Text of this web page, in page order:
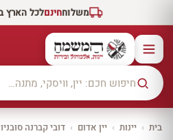
משלוחחינםלכל הארץ
בית › יינות › יין אדום › דובי קברנה